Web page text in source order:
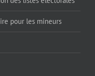
pour les mineurs